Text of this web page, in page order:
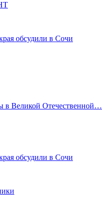
обсудили в Сочи
в Великой Отечественной…
обсудили в Сочи